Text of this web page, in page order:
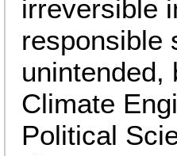
irreversible
responsible
Climate
Political